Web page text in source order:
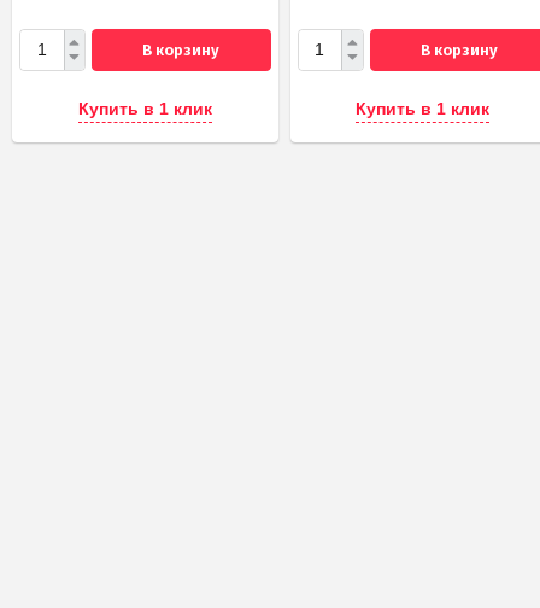
В корзину
Купить в 1 клик
В корзину
Купить в 1 клик